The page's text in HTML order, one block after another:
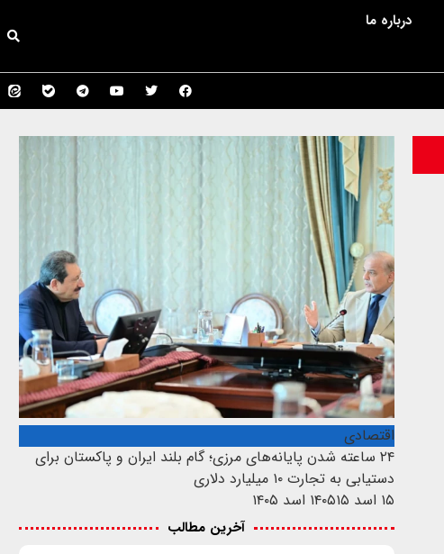
درباره ما
اقتصادی
۲۴ ساعته شدن پایانه‌های مرزی؛ گام بلند ایران و پاکستان برای
دستیابی به تجارت ۱۰ میلیارد دلاری
۱۵ اسد ۱۴۰۵
۱۵ اسد ۱۴۰۵
آخرین مطالب